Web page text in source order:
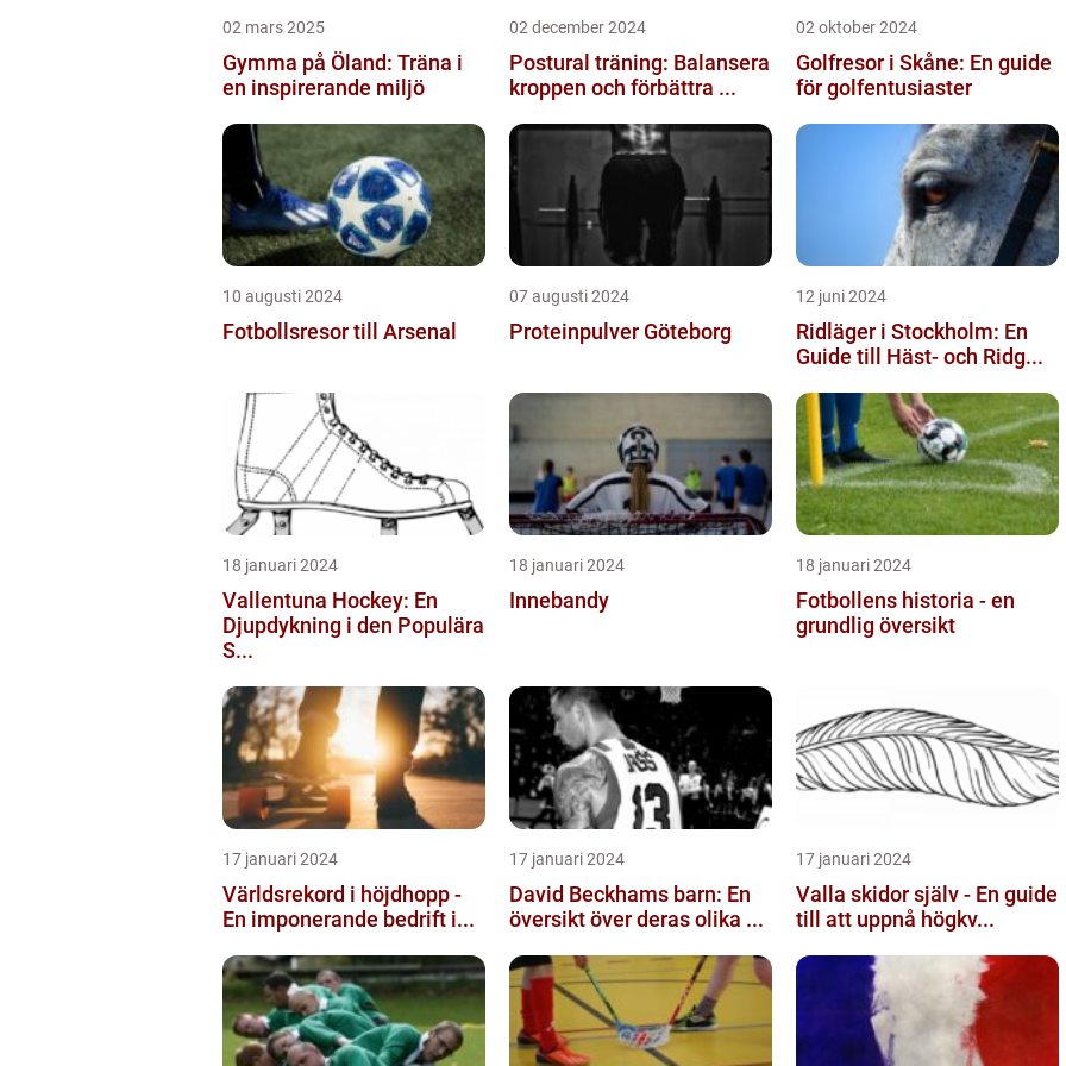
02 mars 2025
Gymma på Öland: Träna i
en inspirerande miljö
02 december 2024
Postural träning: Balansera
kroppen och förbättra ...
02 oktober 2024
Golfresor i Skåne: En guide
för golfentusiaster
10 augusti 2024
Fotbollsresor till Arsenal
07 augusti 2024
Proteinpulver Göteborg
12 juni 2024
Ridläger i Stockholm: En
Guide till Häst- och Ridg...
18 januari 2024
Vallentuna Hockey: En
Djupdykning i den Populära
S...
18 januari 2024
Innebandy
18 januari 2024
Fotbollens historia - en
grundlig översikt
17 januari 2024
Världsrekord i höjdhopp -
En imponerande bedrift i...
17 januari 2024
David Beckhams barn: En
översikt över deras olika ...
17 januari 2024
Valla skidor själv - En guide
till att uppnå högkv...